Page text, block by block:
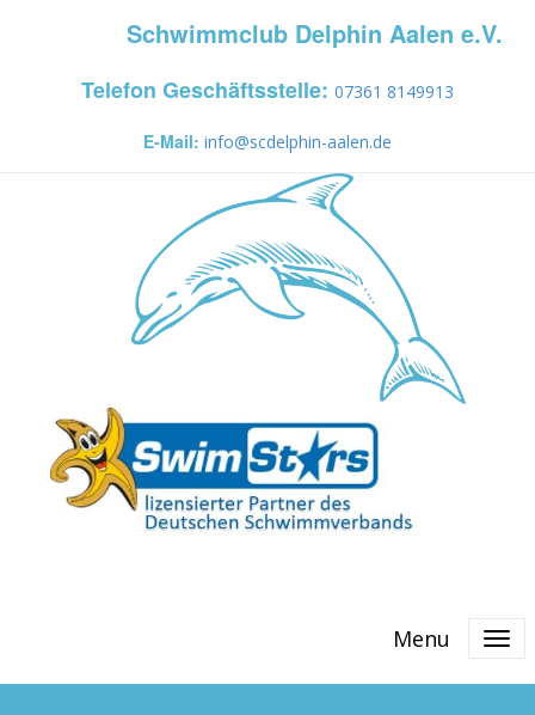
Schwimmclub Delphin Aalen e.V.
Telefon Geschäftsstelle: 07361 8149913
E-Mail: info@scdelphin-aalen.de
Menu